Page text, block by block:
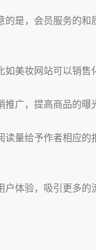
是，会员服务的和
美妆网站可以销售
广，提高商品的曝
量给予作者相应的
体验，吸引更多的